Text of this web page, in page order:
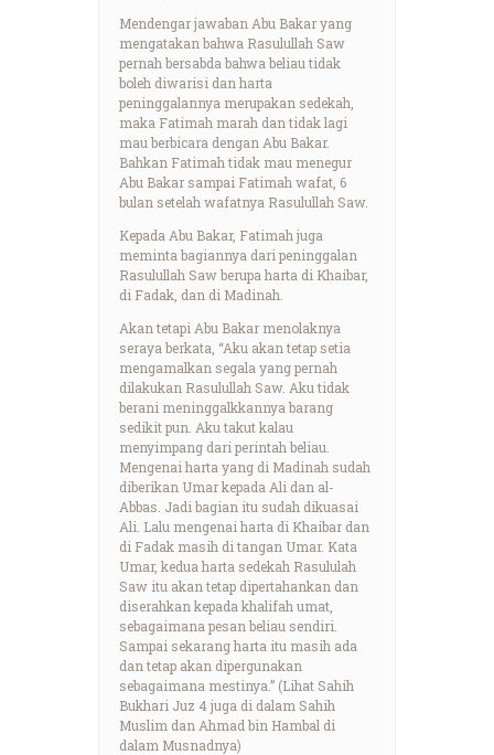
Mendengar jawaban Abu Bakar yang
mengatakan bahwa Rasulullah Saw
pernah bersabda bahwa beliau tidak
boleh diwarisi dan harta
peninggalannya merupakan sedekah,
maka Fatimah marah dan tidak lagi
mau berbicara dengan Abu Bakar.
Bahkan Fatimah tidak mau menegur
Abu Bakar sampai Fatimah wafat, 6
bulan setelah wafatnya Rasulullah Saw.
Kepada Abu Bakar, Fatimah juga
meminta bagiannya dari peninggalan
Rasulullah Saw berupa harta di Khaibar,
di Fadak, dan di Madinah.
Akan tetapi Abu Bakar menolaknya
seraya berkata, “Aku akan tetap setia
mengamalkan segala yang pernah
dilakukan Rasulullah Saw. Aku tidak
berani meninggalkkannya barang
sedikit pun. Aku takut kalau
menyimpang dari perintah beliau.
Mengenai harta yang di Madinah sudah
diberikan Umar kepada Ali dan al-
Abbas. Jadi bagian itu sudah dikuasai
Ali. Lalu mengenai harta di Khaibar dan
di Fadak masih di tangan Umar. Kata
Umar, kedua harta sedekah Rasululah
Saw itu akan tetap dipertahankan dan
diserahkan kepada khalifah umat,
sebagaimana pesan beliau sendiri.
Sampai sekarang harta itu masih ada
dan tetap akan dipergunakan
sebagaimana mestinya.” (Lihat Sahih
Bukhari Juz 4 juga di dalam Sahih
Muslim dan Ahmad bin Hambal di
dalam Musnadnya)